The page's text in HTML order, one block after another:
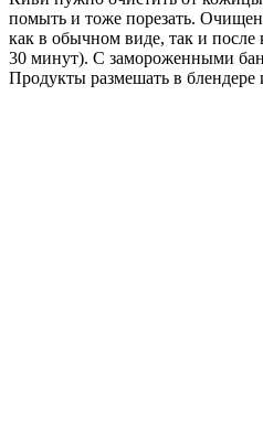
помыть и тоже порезать.
как в обычном виде, так и после
30 минут). С замороженными
Продукты размешать в блендере